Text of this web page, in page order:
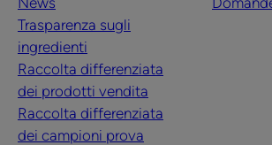
Trasparenza sugli
ingredienti
Raccolta differenziata
dei prodotti vendita
Raccolta differenziata
dei campioni prova